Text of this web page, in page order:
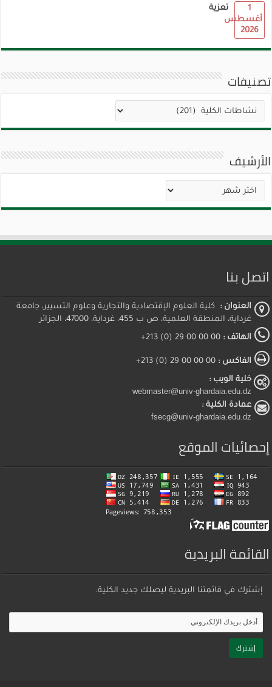
تعزية
1
أغسطس
2026
تصنيفات
تصنيفات
الأرشيف
الأرشيف
اتصل بنا
العنوان : كلية العلوم الإقتصادية والتجارية وعلوم التسيير، جامعة
غرداية، المنطقة العلمية، ص ب 455، غرداية، 47000، الجزائر
الهاتف : 00 00 00 29 (0) 213+
الفاكس : 00 00 00 29 (0) 213+
خلية الويب :
webmaster@univ-ghardaia.edu.dz
عمادة الكلية :
fsecg@univ-ghardaia.edu.dz
إحصائيات الموقع
القائمة البريدية
إشترك في قائمتنا البريدية ليصلك جديد الكلية.